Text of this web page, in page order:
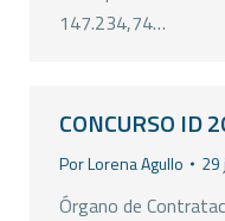
147.234,74…
CONCURSO ID
PorLorena Agullo 29
Órgano de